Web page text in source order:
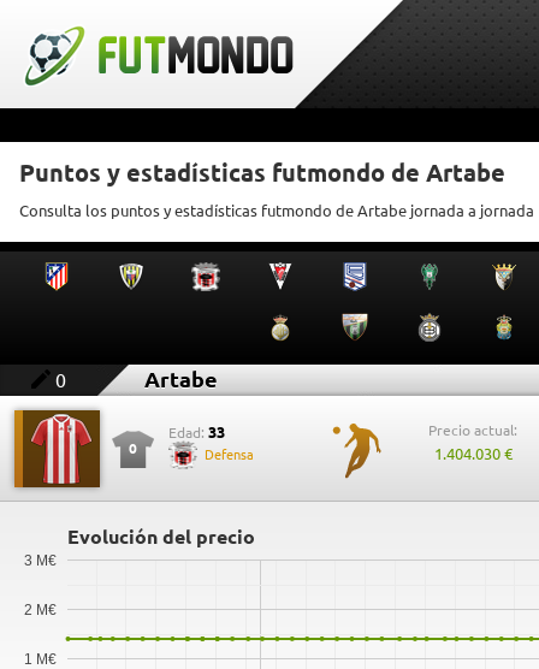
Puntos y estadísticas futmondo de Artabe
Consulta los puntos y estadísticas futmondo de Artabe jornada a jornada
0 Artabe
0
Edad: 33
Defensa
Precio actual:
1.404.030 €
Evolución del precio
1 M€
2 M€
3 M€